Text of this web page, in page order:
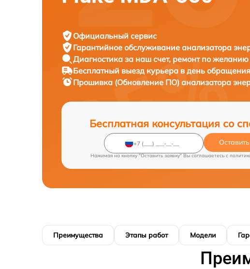
Официальный сервис
Гарантийное обслуживание анализатора
Диагностика за наш счет, ремонт по желанию
Бесплатный выезд курьера в день обращения
Прошивка (Обновление ПО) анализатора
Бесплатная консультация со
Нажимая на кнопку "Оставить заявку" Вы соглашаетесь c
Преимущества Этапы работ Модели